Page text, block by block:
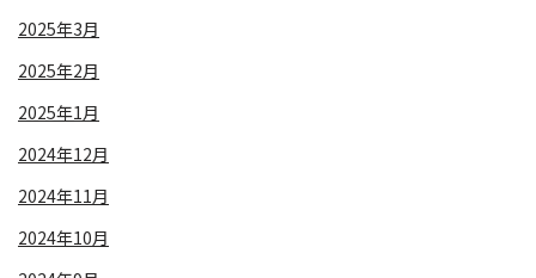
2025年3月
2025年2月
2025年1月
2024年12月
2024年11月
2024年10月